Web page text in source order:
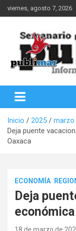
Saltar
al
viernes, agosto 7, 2026
PubliMar
Inicio 2025 marzo
Deja puente
Oaxaca
ECONOMÍA
Deja